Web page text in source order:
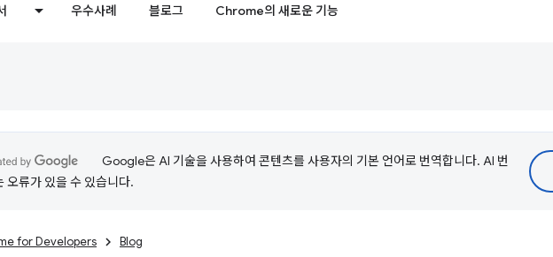
우수사례 블로그 Chrome의 새로운 기능
Google은 AI 기술을 사용하여 콘텐츠를 사용자의 기본 언어로 번역합니다. AI 번
오류가 있을 수 있습니다.
for Developers Blog